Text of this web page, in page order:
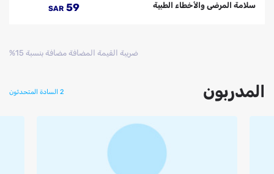
سلامة المرضى والأخطاء الطبية 59
SAR
ضريبة القيمة المضافة مضافة بنسبة 15%
المدربون 2 السادة المتحدثون